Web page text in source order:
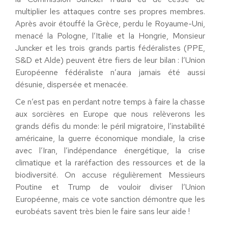
multiplier les attaques contre ses propres membres.
Après avoir étouffé la Grèce, perdu le Royaume-Uni,
menacé la Pologne, l’Italie et la Hongrie, Monsieur
Juncker et les trois grands partis fédéralistes (PPE,
S&D et Alde) peuvent être fiers de leur bilan : l’Union
Européenne fédéraliste n’aura jamais été aussi
désunie, dispersée et menacée.
Ce n’est pas en perdant notre temps à faire la chasse
aux sorcières en Europe que nous relèverons les
grands défis du monde: le péril migratoire, l’instabilité
américaine, la guerre économique mondiale, la crise
avec l’Iran, l’indépendance énergétique, la crise
climatique et la raréfaction des ressources et de la
biodiversité. On accuse régulièrement Messieurs
Poutine et Trump de vouloir diviser l’Union
Européenne, mais ce vote sanction démontre que les
eurobéats savent très bien le faire sans leur aide !